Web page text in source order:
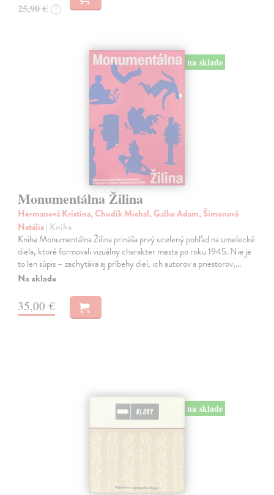
25,90 € ?
na sklade
Monumentálna Žilina
Hermanová Kristína, Chudík Michal, Galko Adam, Šimonová
Natália| Kniha
Kniha Monumentálna Žilina prináša prvý ucelený pohľad na umelecké
diela, ktoré formovali vizuálny charakter mesta po roku 1945. Nie je
to len súpis – zachytáva aj príbehy diel, ich autorov a priestorov,…
Na sklade
35,00 €
na sklade